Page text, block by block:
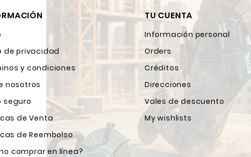
de privacidad
y condiciones
nosotros
seguro
de Venta
de Reembolso
comprar en línea?
TU CUENTA
Información personal
Orders
Créditos
Direcciones
Vales de descuento
My wishlists